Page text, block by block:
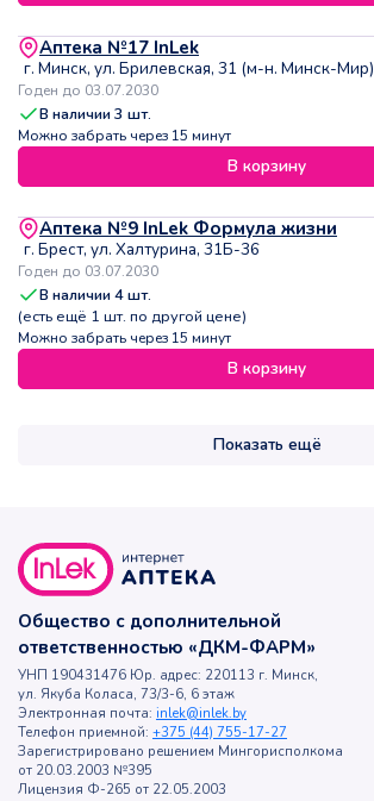
Аптека №17 InLek
г. Минск, ул. Брилевская, 31 (м-н. Минск-Мир)
Годен до 03.07.2030
В наличии3 шт.
Можно забрать через 15 минут
В корзину
Аптека №9 InLek Формула жизни
г. Брест, ул. Халтурина, 31Б-36
Годен до 03.07.2030
В наличии4шт.
(есть ещё 1 шт. по другой цене)
Можно забрать через 15 минут
В корзину
Показать ещё
Общество с дополнительной
ответственностью «ДКМ-ФАРМ»
УНП 190431476 Юр. адрес: 220113 г. Минск,
ул. Якуба Коласа, 73/3-6, 6 этаж
Электронная почта: inlek@inlek.by
Телефон приемной: +375 (44) 755-17-27
Зарегистрировано решением Мингорисполкома
от 20.03.2003 №395
Лицензия Ф-265 от 22.05.2003